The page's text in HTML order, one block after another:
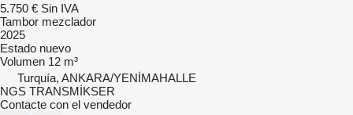
5.750 € Sin IVA
Tambor mezclador
2025
Estado nuevo
Volumen 12 m³
Turquía, ANKARA/YENİMAHALLE
NGS TRANSMİKSER
Contacte con el vendedor